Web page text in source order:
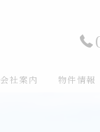
会社案内 物件情報